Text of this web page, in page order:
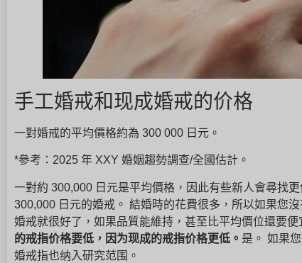
手工婚戒和现成婚戒的价格
一對婚戒的平均價格約為 300 000 日元。
*參考：2025 年 XXY 婚姻趨勢調查/全國估計。
一對約 300,000 日元是平均價格，因此有些新人會尋找
300,000 日元的婚戒。 結婚時的花費很多，所以如果您
婚戒就很好了，如果品質能維持，甚至比平均價位還要便
的戒指价格要低，因为现成的戒指价格更低。 是。 如果
婚戒指也纳入研究范围。